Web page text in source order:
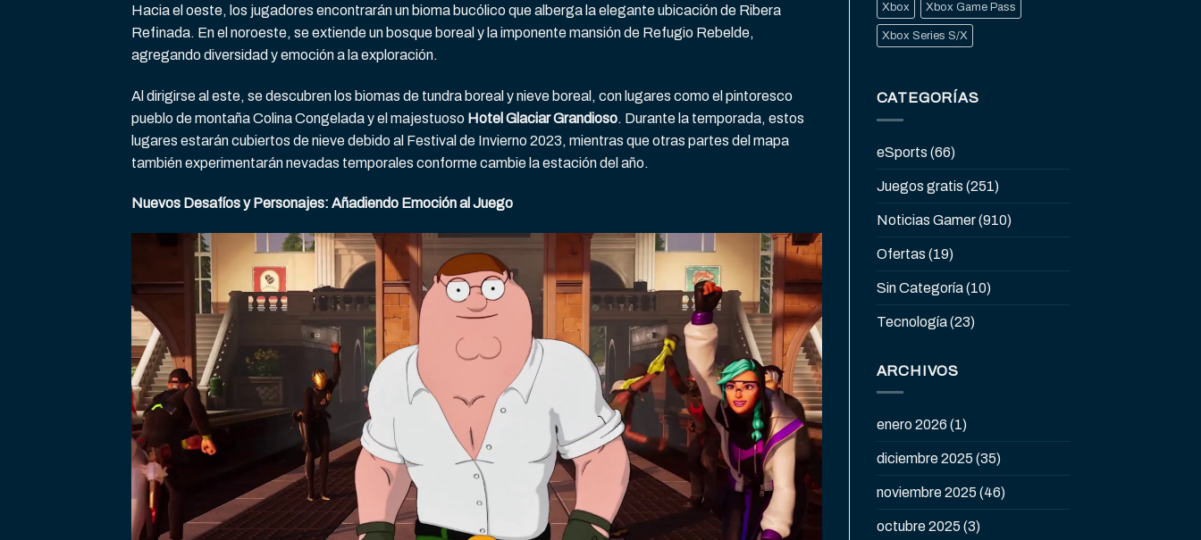
Hacia el oeste, los jugadores encontrarán un bioma bucólico que alberga la elegante ubicación de Ribera
Refinada. En el noroeste, se extiende un bosque boreal y la imponente mansión de Refugio Rebelde,
agregando diversidad y emoción a la exploración.
Al dirigirse al este, se descubren los biomas de tundra boreal y nieve boreal, con lugares como el pintoresco
pueblo de montaña Colina Congelada y el majestuoso Hotel Glaciar Grandioso. Durante la temporada, estos
lugares estarán cubiertos de nieve debido al Festival de Invierno 2023, mientras que otras partes del mapa
también experimentarán nevadas temporales conforme cambie la estación del año.
Nuevos Desafíos y Personajes: Añadiendo Emoción al Juego
Xbox Xbox Game Pass
Xbox Series S/X
CATEGORÍAS
eSports (66)
Juegos gratis (251)
Noticias Gamer(910)
Ofertas (19)
Sin Categoría(10)
Tecnología(23)
ARCHIVOS
enero 2026 (1)
diciembre 2025 (35)
noviembre 2025 (46)
octubre 2025 (3)